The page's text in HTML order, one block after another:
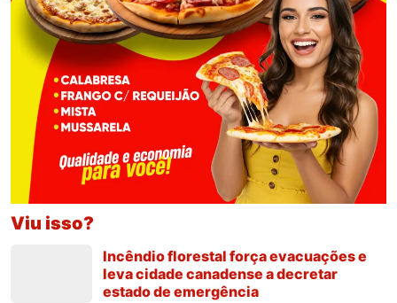
Viu isso?
Incêndio florestal força evacuações e
leva cidade canadense a decretar
estado de emergência